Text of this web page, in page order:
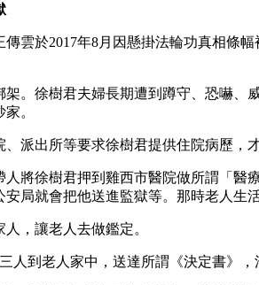
雲於2017年8月因懸掛法輪功真相條
。徐樹君夫婦長期遭到蹲守、恐嚇、
。
、派出所等要求徐樹君提供住院病歷
人將徐樹君押到雞西市醫院做所謂「
局就會把他送進監獄等。那時老人生
，讓老人去做鑑定。
人到老人家中，送達所謂《決定書》